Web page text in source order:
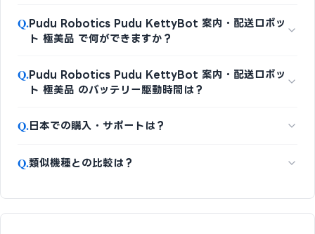
Q.Pudu Robotics Pudu KettyBot 案内・配送ロボッ
ト 極美品 で何ができますか？
Q.Pudu Robotics Pudu KettyBot 案内・配送ロボッ
ト 極美品 のバッテリー駆動時間は？
Q.日本での購入・サポートは？
Q.類似機種との比較は？